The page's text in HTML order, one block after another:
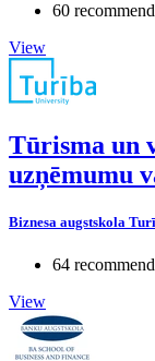
60
View
Tūrisma un
uzņēmumu
Biznesa augstskola
64
View